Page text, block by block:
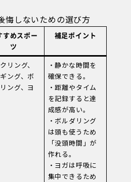
悔しないための選び方
すめスポー
ツ
補足ポイント
リング、
ング、ボ
ング、ヨ
・静かな時間を
確保できる。
・距離やタイム
を記録すると達
成感が高い。
・ボルダリング
は頭も使うため
「没頭時間」が
作れる。
・ヨガは呼吸に
集中できるため